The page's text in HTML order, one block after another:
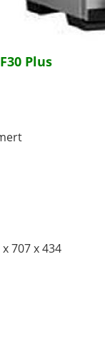
Plus
707 x 434